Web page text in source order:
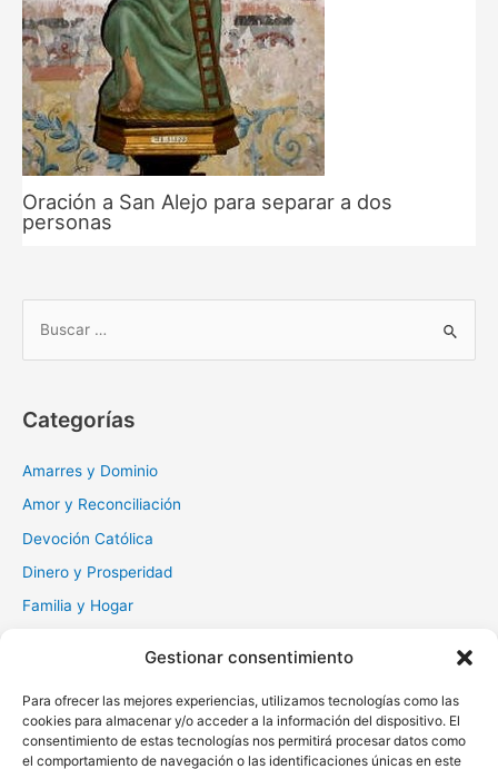
Gestionar consentimiento
Para ofrecer las mejores experiencias, utilizamos tecnologías como las
cookies para almacenar y/o acceder a la información del dispositivo. El
consentimiento de estas tecnologías nos permitirá procesar datos como
el comportamiento de navegación o las identificaciones únicas en este
Oración a San Alejo para separar a dos
personas
a
r
Categorías
Amarres y Dominio
Amor y Reconciliación
Devoción Católica
Dinero y Prosperidad
Familia y Hogar
Muerte y Difuntos
Oraciones Diarias